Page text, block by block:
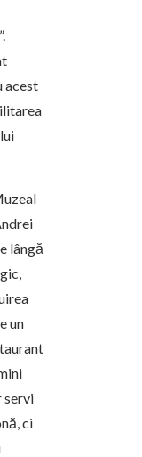
acest
lângă
un
servi
ci